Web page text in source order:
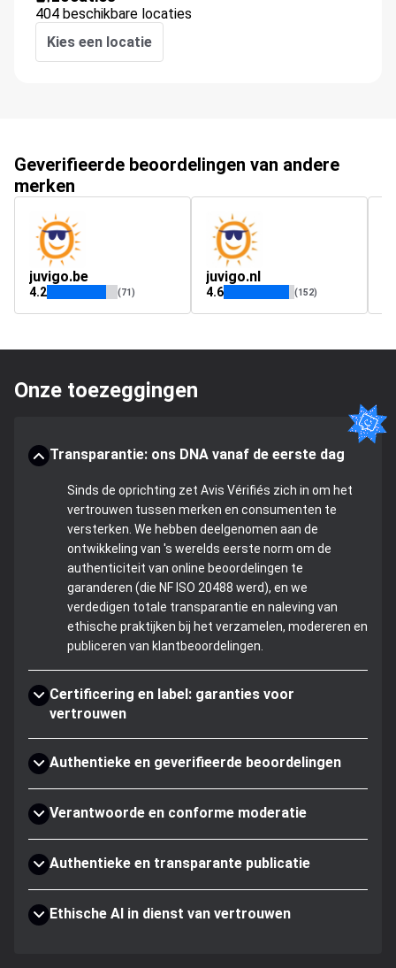
404 beschikbare locaties
Kies een locatie
Geverifieerde beoordelingen van andere
merken
juvigo.be
4.2 (71)
juvigo.nl
4.6 (152)
Onze toezeggingen
Transparantie: ons DNA vanaf de eerste dag
Sinds de oprichting zet Avis Vérifiés zich in om het
vertrouwen tussen merken en consumenten te
versterken. We hebben deelgenomen aan de
ontwikkeling van 's werelds eerste norm om de
authenticiteit van online beoordelingen te
garanderen (die NF ISO 20488 werd), en we
verdedigen totale transparantie en naleving van
ethische praktijken bij het verzamelen, modereren en
publiceren van klantbeoordelingen.
Certificering en label: garanties voor
vertrouwen
Authentieke en geverifieerde beoordelingen
Verantwoorde en conforme moderatie
Authentieke en transparante publicatie
Ethische AI in dienst van vertrouwen